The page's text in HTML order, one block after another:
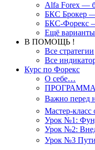
Alfa Forex —
БКС Брокер
БКС-Форекс
Ещё
В ПОМОЩЬ !
Все стратегии
Все
Курс по Форекс
О себе…
ПРОГРАММА
Важно перед
Мастер-
Урок №1:
Урок №2:
Урок №3 Пути